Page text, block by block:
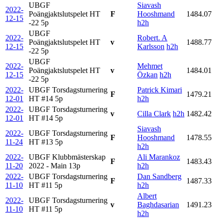
2022-
12-15
UBGF
Poängjaktslutspelet HT
-22 5p
F
Siavash
Hooshmand
h2h
1484.07
2022-
12-15
UBGF
Poängjaktslutspelet HT
-22 5p
v
Robert. A
Karlsson h2h
1488.77
2022-
12-15
UBGF
Poängjaktslutspelet HT
-22 5p
v
Mehmet
Özkan h2h
1484.01
2022-
12-01
UBGF Torsdagsturnering
HT #14 5p
F
Patrick Kimari
h2h
1479.21
2022-
12-01
UBGF Torsdagsturnering
HT #14 5p
v Cilla Clark h2h 1482.42
2022-
11-24
UBGF Torsdagsturnering
HT #13 5p
F
Siavash
Hooshmand
h2h
1478.55
2022-
11-20
UBGF Klubbmästerskap
2022 - Main 13p
F
Ali Marankoz
h2h
1483.43
2022-
11-10
UBGF Torsdagsturnering
HT #11 5p
F
Dan Sandberg
h2h
1487.33
2022-
11-10
UBGF Torsdagsturnering
HT #11 5p
v
Albert
Baghdasarian
h2h
1491.23